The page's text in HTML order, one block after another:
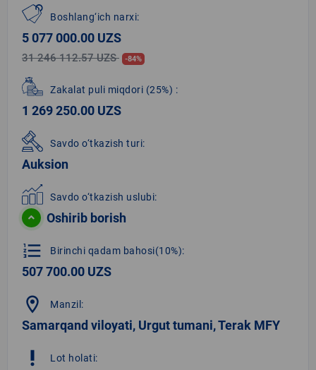
Boshlang‘ich narxi:
5 077 000.00 UZS
31 246 112.57 UZS -84%
Zakalat puli miqdori (25%) :
1 269 250.00 UZS
Savdo o‘tkazish turi:
Auksion
Savdo o‘tkazish uslubi:
Oshirib borish
format_list_numbered Birinchi qadam bahosi(10%):
507 700.00 UZS
location_on Manzil:
Samarqand viloyati, Urgut tumani, Terak MFY
priority_high Lot holati: